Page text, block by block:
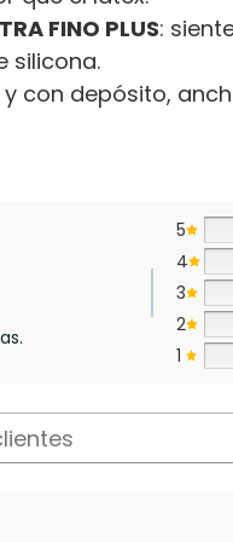
FINO PLUS:
silicona.
con depósito,
5
4
3
2
1